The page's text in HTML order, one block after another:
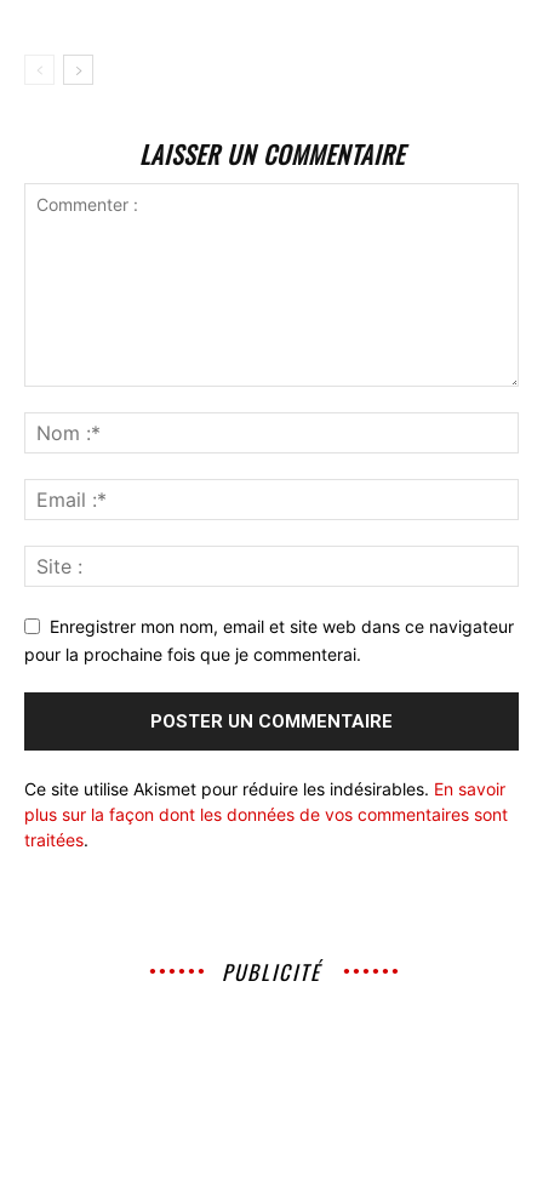
LAISSER UN COMMENTAIRE
Enregistrer mon nom, email et site web dans ce navigateur
pour la prochaine fois que je commenterai.
Ce site utilise Akismet pour réduire les indésirables. En savoir
plus sur la façon dont les données de vos commentaires sont
traitées.
PUBLICITÉ